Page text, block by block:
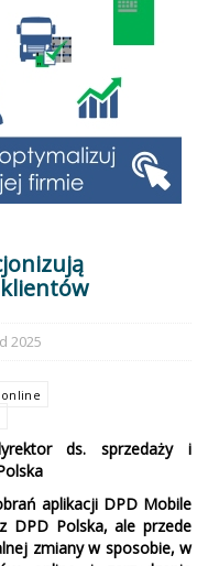
2025
online
ds. sprzedaży i
aplikacji DPD Mobile
Polska, ale przede
zmiany w sposobie, w